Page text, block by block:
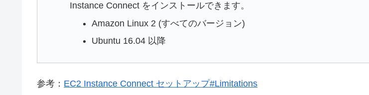
Instance Connect をインストールできます。
Amazon Linux 2 (すべてのバージョン)
Ubuntu 16.04 以降
参考： EC2 Instance Connect セットアップ#Limitations